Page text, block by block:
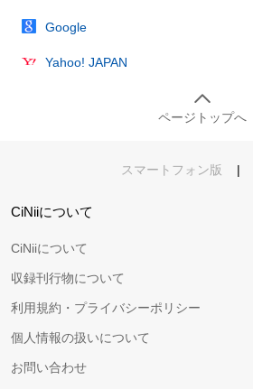
Google
Yahoo! JAPAN
ページトップへ
スマートフォン版 |
CiNiiについて
CiNiiについて
収録刊行物について
利用規約・プライバシーポリシー
個人情報の扱いについて
お問い合わせ